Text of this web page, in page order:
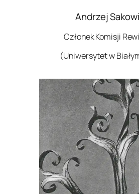
Andrzej
Członek Komisji
(Uniwersytet w